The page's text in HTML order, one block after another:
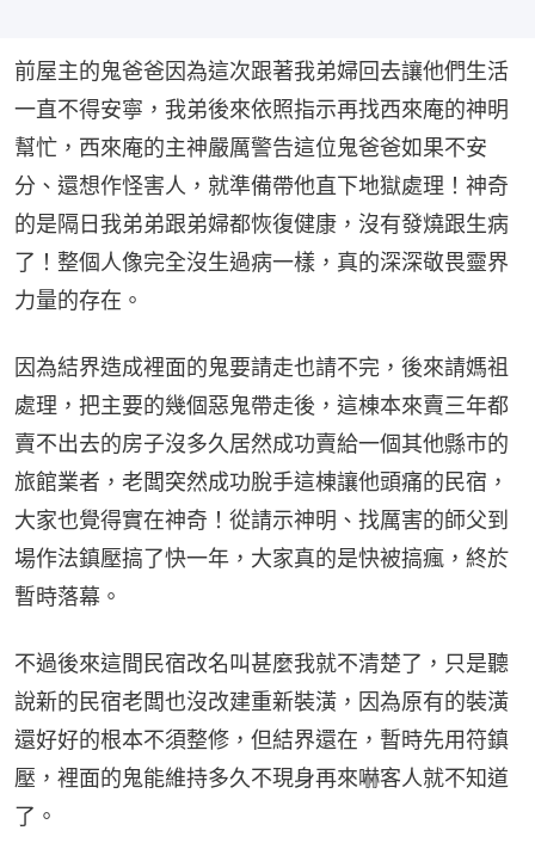
前屋主的鬼爸爸因為這次跟著我弟婦回去讓他們生活
一直不得安寧，我弟後來依照指示再找西來庵的神明
幫忙，西來庵的主神嚴厲警告這位鬼爸爸如果不安
分、還想作怪害人，就準備帶他直下地獄處理！神奇
的是隔日我弟弟跟弟婦都恢復健康，沒有發燒跟生病
了！整個人像完全沒生過病一樣，真的深深敬畏靈界
力量的存在。
因為結界造成裡面的鬼要請走也請不完，後來請媽祖
處理，把主要的幾個惡鬼帶走後，這棟本來賣三年都
賣不出去的房子沒多久居然成功賣給一個其他縣市的
旅館業者，老闆突然成功脫手這棟讓他頭痛的民宿，
大家也覺得實在神奇！從請示神明、找厲害的師父到
場作法鎮壓搞了快一年，大家真的是快被搞瘋，終於
暫時落幕。
不過後來這間民宿改名叫甚麼我就不清楚了，只是聽
說新的民宿老闆也沒改建重新裝潢，因為原有的裝潢
還好好的根本不須整修，但結界還在，暫時先用符鎮
壓，裡面的鬼能維持多久不現身再來嚇客人就不知道
了。